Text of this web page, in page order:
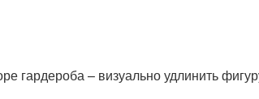
гардероба – визуально удлинить